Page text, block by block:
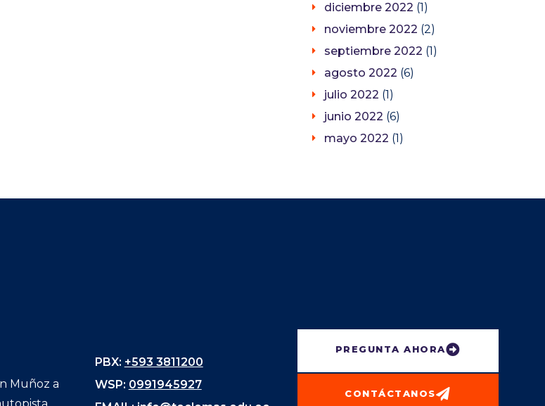
diciembre 2022 (1)
noviembre 2022 (2)
septiembre 2022 (1)
agosto 2022 (6)
julio 2022 (1)
junio 2022 (6)
mayo 2022 (1)
Muñoz a
PBX: +593 3811200
WSP: 0991945927
PREGUNTA AHORA
CONTÁCTANOS